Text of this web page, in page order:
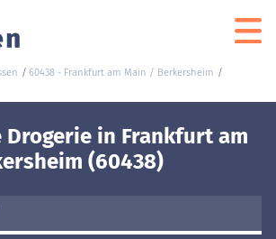
60438 - Frankfurt am Main / Berkersheim
Drogerie in Frankfurt am
(60438)